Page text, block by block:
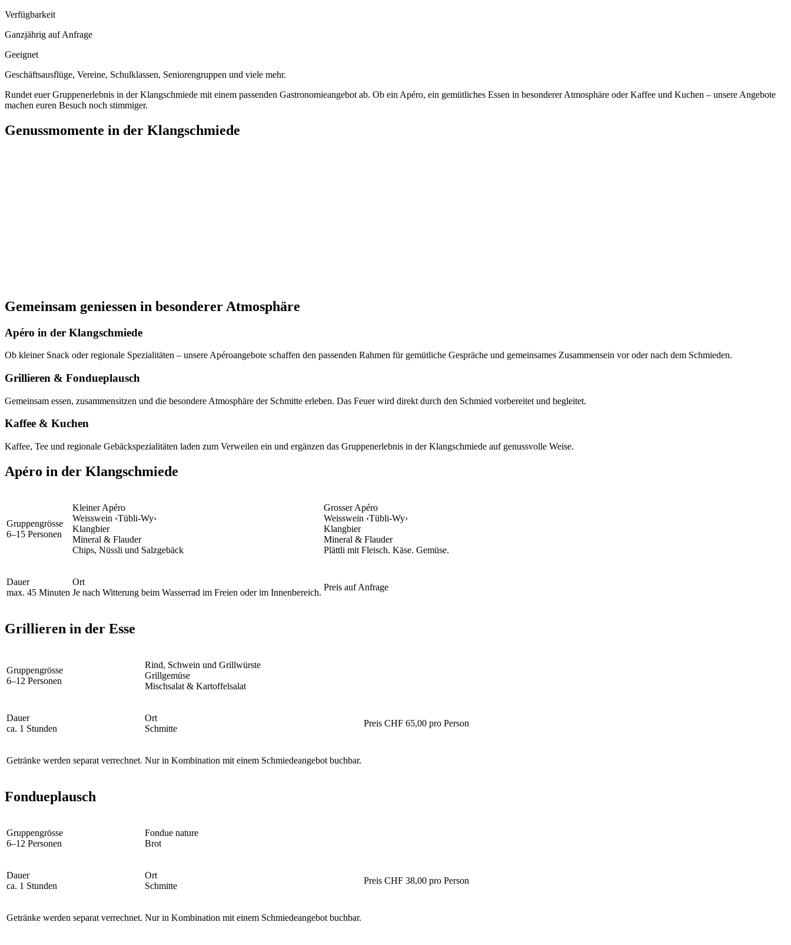
Verfügbarkeit
Ganzjährig auf Anfrage
Geeignet
Geschäftsausflüge, Vereine, Schulklassen, Seniorengruppen und viele mehr.
Rundet euer Gruppenerlebnis in der Klangschmiede mit einem passenden Gastronomieangebot ab. Ob ein Apéro, ein gemütliches Essen in besonderer Atmosphäre oder Kaffee und Kuchen – unsere Angebote
machen euren Besuch noch stimmiger.
Genussmomente in der Klangschmiede
Gemeinsam geniessen in besonderer Atmosphäre
Apéro in der Klangschmiede
Ob kleiner Snack oder regionale Spezialitäten – unsere Apéroangebote schaffen den passenden Rahmen für gemütliche Gespräche und gemeinsames Zusammensein vor oder nach dem Schmieden.
Grillieren & Fondueplausch
Gemeinsam essen, zusammensitzen und die besondere Atmosphäre der Schmitte erleben. Das Feuer wird direkt durch den Schmied vorbereitet und begleitet.
Kaffee & Kuchen
Kaffee, Tee und regionale Gebäckspezialitäten laden zum Verweilen ein und ergänzen das Gruppenerlebnis in der Klangschmiede auf genussvolle Weise.
Apéro in der Klangschmiede
Gruppengrösse
6–15 Personen
Kleiner Apéro
Weisswein ‹Tübli-Wy›
Klangbier
Mineral & Flauder
Chips, Nüssli und Salzgebäck
Grosser Apéro
Weisswein ‹Tübli-Wy›
Klangbier
Mineral & Flauder
Plättli mit Fleisch. Käse. Gemüse.
Dauer
max. 45 Minuten
Ort
Je nach Witterung beim Wasserrad im Freien oder im Innenbereich.
Preis auf Anfrage
Grillieren in der Esse
Gruppengrösse
6–12 Personen
Rind, Schwein und Grillwürste
Grillgemüse
Mischsalat & Kartoffelsalat
Dauer
ca. 1 Stunden
Ort
Schmitte
Preis CHF 65,00 pro Person
Getränke werden separat verrechnet. Nur in Kombination mit einem Schmiedeangebot buchbar.
Fondueplausch
Gruppengrösse
6–12 Personen
Fondue nature
Brot
Dauer
ca. 1 Stunden
Ort
Schmitte
Preis CHF 38,00 pro Person
Getränke werden separat verrechnet. Nur in Kombination mit einem Schmiedeangebot buchbar.